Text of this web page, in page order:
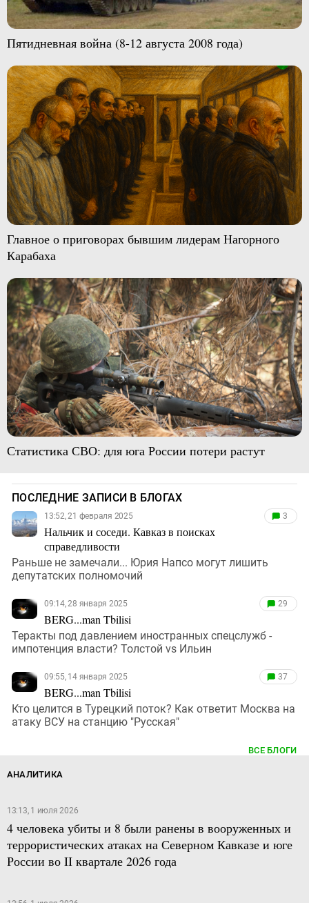
Пятидневная война (8-12 августа 2008 года)
Главное о приговорах бывшим лидерам Нагорного
Карабаха
Статистика СВО: для юга России потери растут
ПОСЛЕДНИЕ ЗАПИСИ В БЛОГАХ
13:52, 21 февраля 2025
Нальчик и соседи. Кавказ в поисках
справедливости
3
Раньше не замечали... Юрия Напсо могут лишить
депутатских полномочий
09:14, 28 января 2025
BERG...man Tbilisi
29
Теракты под давлением иностранных спецслужб -
импотенция власти? Толстой vs Ильин
09:55, 14 января 2025
BERG...man Tbilisi
37
Кто целится в Турецкий поток? Как ответит Москва на
атаку ВСУ на станцию "Русская"
ВСЕ БЛОГИ
АНАЛИТИКА
13:13, 1 июля 2026
4 человека убиты и 8 были ранены в вооруженных и
террористических атаках на Северном Кавказе и юге
России во II квартале 2026 года